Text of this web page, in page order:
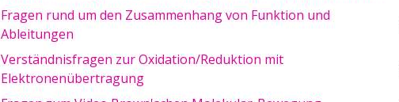
Fragen rund um den Zusammenhang von Funktion und
Ableitungen
Verständnisfragen zur Oxidation/Reduktion mit
Elektronenübertragung